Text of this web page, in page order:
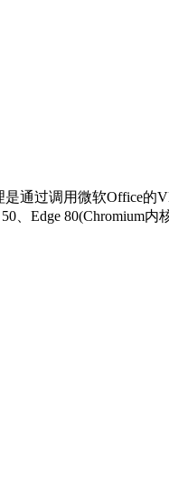
通过调用微软Office的
Edge 80(Chromium内